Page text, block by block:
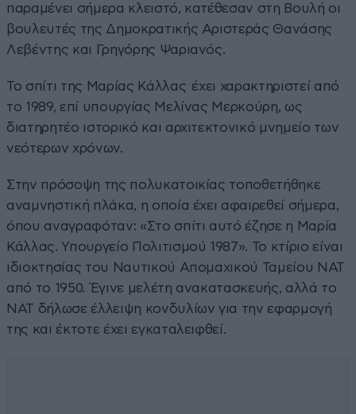
παραμένει σήμερα κλειστό, κατέθεσαν στη Βουλή οι
βουλευτές της Δημοκρατικής Αριστεράς Θανάσης
Λεβέντης και Γρηγόρης Ψαριανός.
Το σπίτι της Μαρίας Κάλλας έχει χαρακτηριστεί από
το 1989, επί υπουργίας Μελίνας Μερκούρη, ως
διατηρητέο ιστορικό και αρχιτεκτονικό μνημείο των
νεότερων χρόνων.
Στην πρόσοψη της πολυκατοικίας τοποθετήθηκε
αναμνηστική πλάκα, η οποία έχει αφαιρεθεί σήμερα,
όπου αναγραφόταν: «Στο σπίτι αυτό έζησε η Μαρία
Κάλλας. Υπουργείο Πολιτισμού 1987». Το κτίριο είναι
ιδιοκτησίας του Ναυτικού Απομαχικού Ταμείου ΝΑΤ
από το 1950. Έγινε μελέτη ανακατασκευής, αλλά το
ΝΑΤ δήλωσε έλλειψη κονδυλίων για την εφαρμογή
της και έκτοτε έχει εγκαταλειφθεί.